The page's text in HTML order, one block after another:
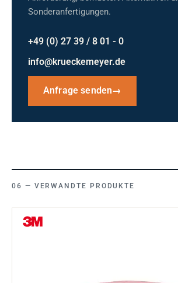
Sonderanfertigungen.
+49 (0) 27 39 / 8 01 - 0
info@krueckemeyer.de
Anfrage senden→
VERWANDTE PRODUKTE